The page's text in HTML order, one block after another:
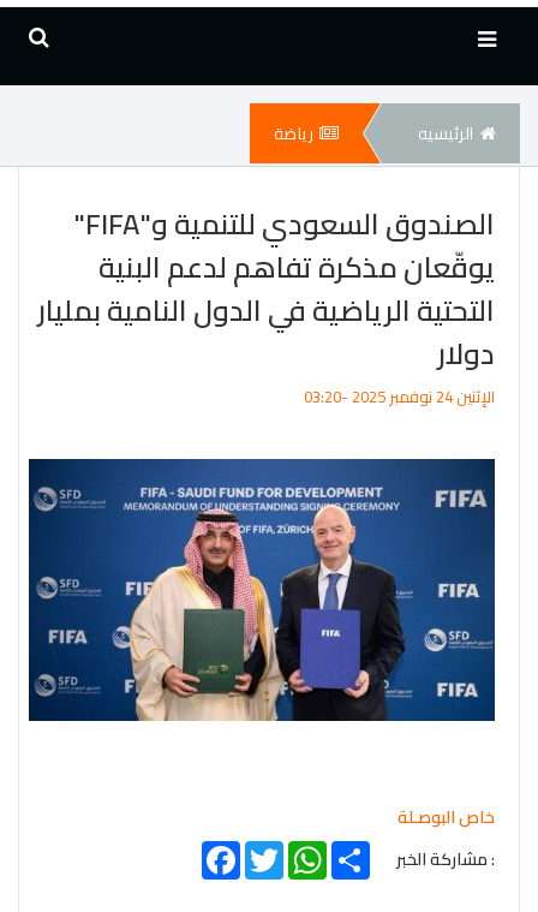
الرئيسيه رياضة
الصندوق السعودي للتنمية و"FIFA"
يوقّعان مذكرة تفاهم لدعم البنية
التحتية الرياضية في الدول النامية بمليار
دولار
الإثنين 24 نوفمبر 2025 -03:20
خاص البوصـلة
: مشاركة الخبر
FacebookTwitter
WhatsAppShare